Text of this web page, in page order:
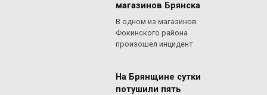
магазинов Брянска
В одном из магазинов
Фокинского района
произошел инцидент
На Брянщине сутки
потушили пять